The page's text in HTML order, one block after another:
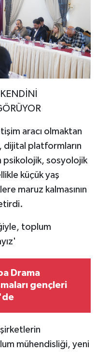
aracı olmaktan
dijital platformların
psikolojik, sosyolojik
küçük yaş
maruz kalmasının
toplum
Drama
gençleri
şirketlerin
mühendisliği, yeni